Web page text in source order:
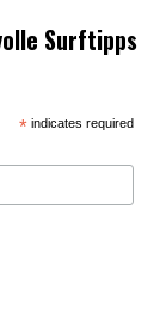
Surftipps
*indicates required